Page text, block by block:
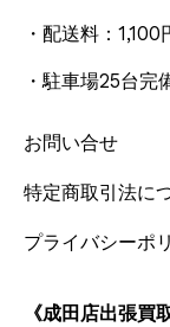
・配送料：1,100
・駐車場25台完
お問い合せ
特定商取引法に
プライバシーポ
《成田店出張買